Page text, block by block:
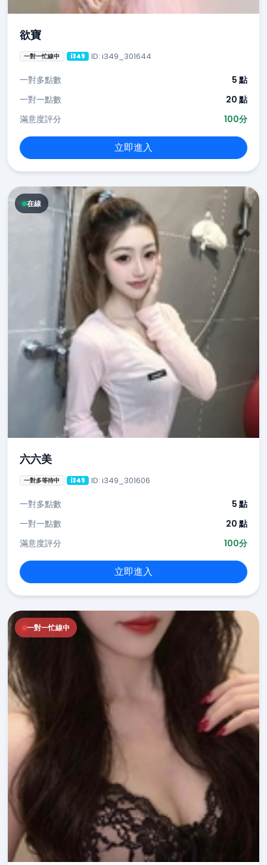
欲寶
一對一忙線中 i349 ID: i349_301644
一對多點數
5 點
一對一點數
20 點
滿意度評分
100分
立即進入
在線
六六美
一對多等待中 i349 ID: i349_301606
一對多點數
5 點
一對一點數
20 點
滿意度評分
100分
立即進入
一對一忙線中